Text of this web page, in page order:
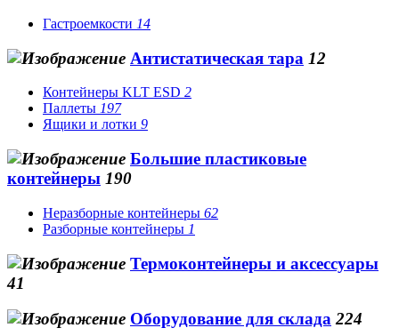
Гастроемкости 14
Антистатическая тара 12
Контейнеры KLT ESD 2
Паллеты 197
Ящики и лотки 9
Большие пластиковые
контейнеры 190
Неразборные контейнеры 62
Разборные контейнеры 1
Термоконтейнеры и аксессуары
41
Оборудование для склада 224